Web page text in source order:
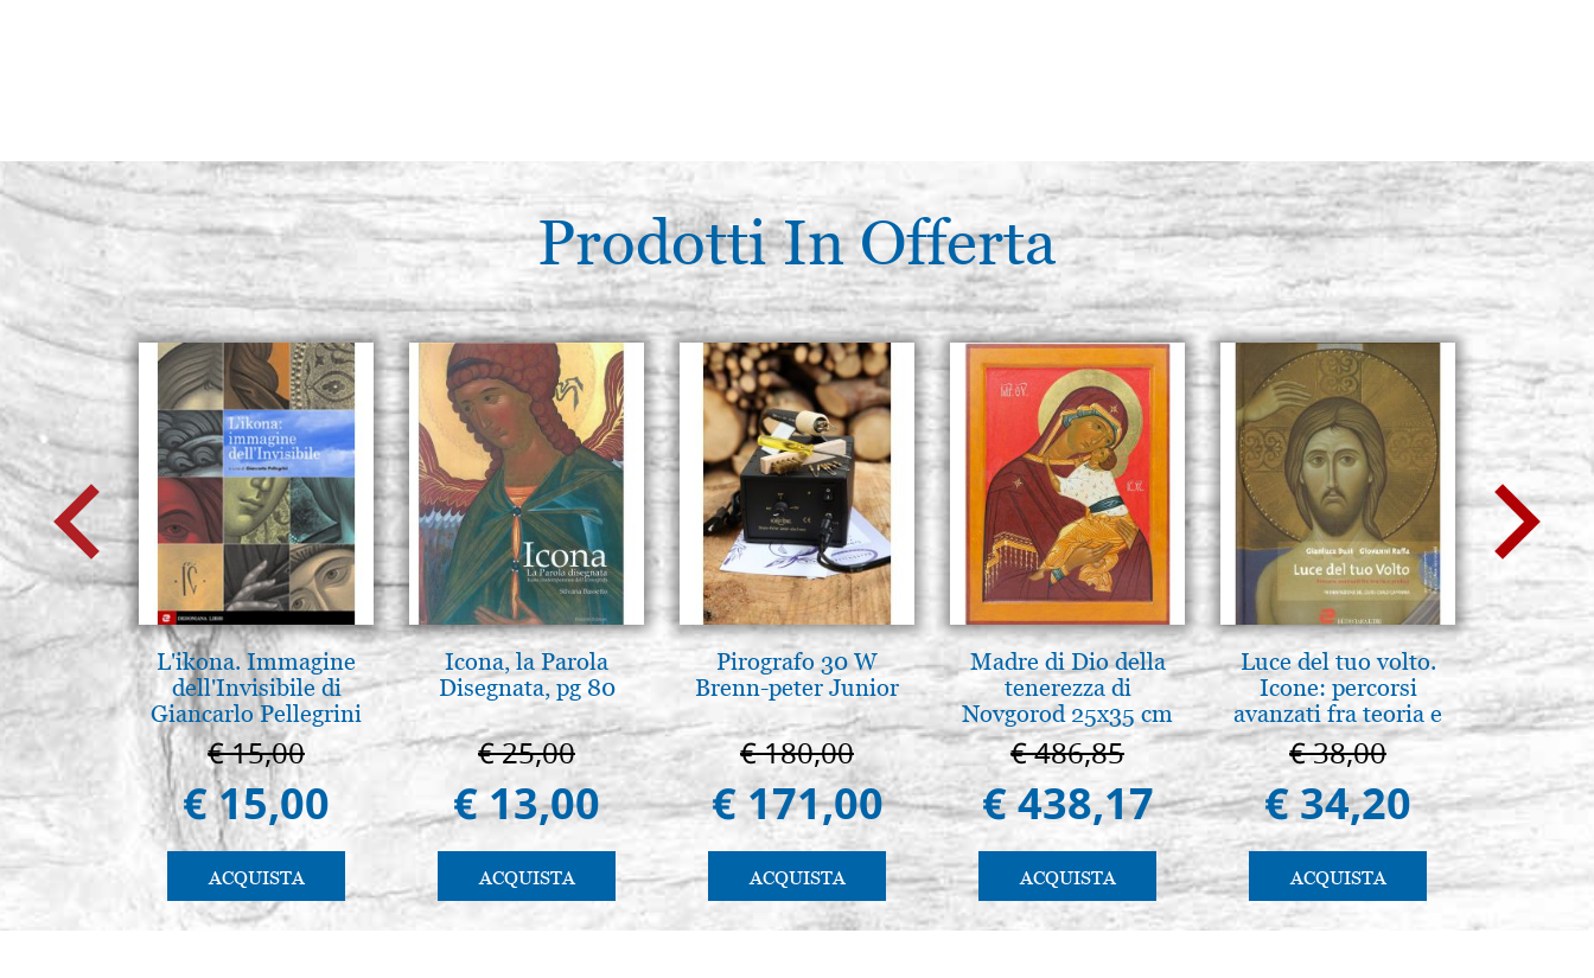
Prodotti In Offerta
L'ikona. Immagine
dell'Invisibile di
Giancarlo Pellegrini
€ 15,00
€ 15,00
ACQUISTA
Icona, la Parola
Disegnata, pg 80
€ 25,00
€ 13,00
ACQUISTA
Pirografo 30 W
Brenn-peter Junior
€ 180,00
€ 171,00
ACQUISTA
Madre di Dio della
tenerezza di
Novgorod 25x35 cm
€ 486,85
€ 438,17
ACQUISTA
Luce del tuo volto.
Icone: percorsi
avanzati fra teoria e
pratica. pg. 430
€ 38,00
€ 34,20
ACQUISTA
Arte
€